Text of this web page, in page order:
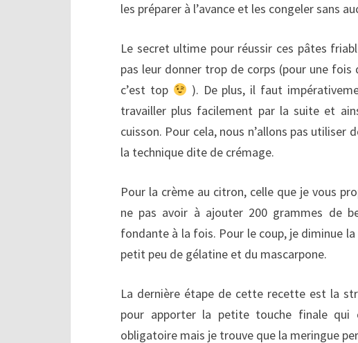
les préparer à l’avance et les congeler sans
Le secret ultime pour réussir ces pâtes
pas leur donner trop de corps (pour une fois
c’est top
). De plus, il faut
travailler plus facilement par la suite et
cuisson. Pour cela, nous n’allons pas
la technique dite de crémage.
Pour la crème au citron, celle que je vous
ne pas avoir à ajouter 200 grammes de
fondante à la fois. Pour le coup, je diminue
petit peu de gélatine et du mascarpone.
La dernière étape de cette recette est la
pour apporter la petite touche finale qui
obligatoire mais je trouve que la meringue